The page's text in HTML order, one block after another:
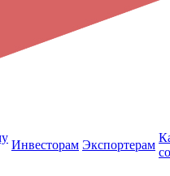
Инвесторам Экспортерам